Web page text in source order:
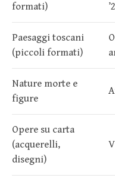
formati)
Paesaggi toscani
(piccoli formati)
Nature morte e
figure
Opere su carta
(acquerelli,
disegni)